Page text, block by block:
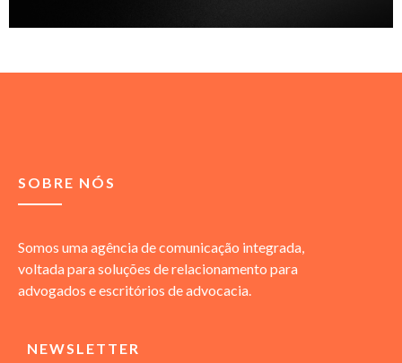
SOBRE NÓS
Somos uma agência de comunicação integrada,
voltada para soluções de relacionamento para
advogados e escritórios de advocacia.
NEWSLETTER